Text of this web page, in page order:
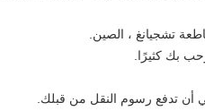
تشجيانغ ، الصين.
بك كثيرًا.
أن تدفع رسوم النقل من قبلك.